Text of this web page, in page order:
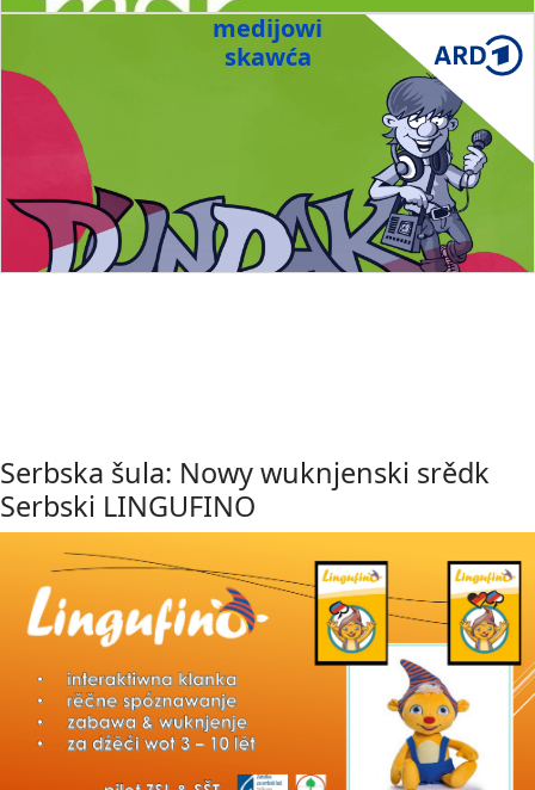
medijowi
skawća
Serbska šula: Nowy wuknjenski srědk
Serbski LINGUFINO